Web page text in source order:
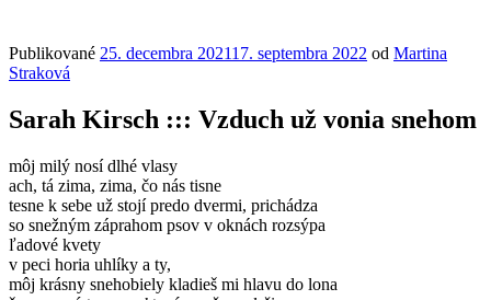
Publikované 25. decembra 202117. septembra 2022 od Martina
Straková
Sarah Kirsch ::: Vzduch už vonia snehom
môj milý nosí dlhé vlasy
ach, tá zima, zima, čo nás tisne
tesne k sebe už stojí predo dvermi, prichádza
so snežným záprahom psov v oknách rozsýpa
ľadové kvety
v peci horia uhlíky a ty,
môj krásny snehobiely kladieš mi hlavu do lona